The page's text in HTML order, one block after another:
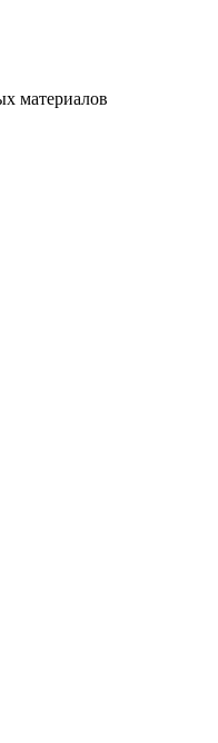
материалов